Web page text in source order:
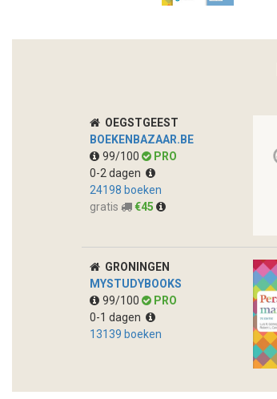
OEGSTGEEST
BOEKENBAZAAR.BE
99/100
PRO
0-2 dagen
24198 boeken
gratis
€45
GRONINGEN
MYSTUDYBOOKS
99/100
PRO
0-1 dagen
13139 boeken